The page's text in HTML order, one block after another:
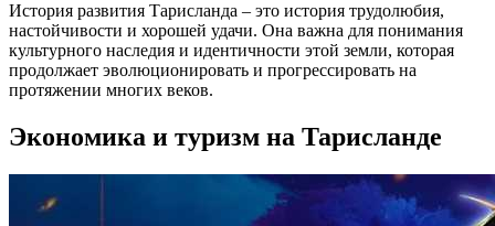
История развития Тарисланда – это история трудолюбия,
настойчивости и хорошей удачи. Она важна для понимания
культурного наследия и идентичности этой земли, которая
продолжает эволюционировать и прогрессировать на
протяжении многих веков.
Экономика и туризм на Тарисланде